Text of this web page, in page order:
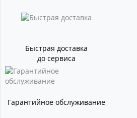
Быстрая доставка
до сервиса
Гарантийное обслуживание